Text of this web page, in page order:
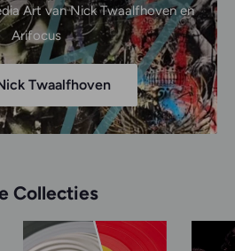
Art van Nick Twaalfhoven en
Arifocus
Twaalfhoven
Collecties